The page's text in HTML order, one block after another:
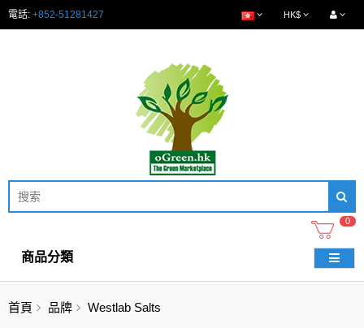
電話: +852-51281427 HK$
0
商品分類
首頁 品牌 Westlab Salts